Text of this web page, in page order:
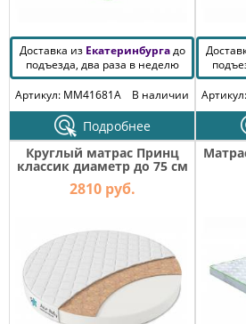
Доставка из Екатеринбургадо
подъезда, два раза в неделю
Артикул: MM41681A
В наличии
Подробнее
Круглый матрас Принц
классик диаметр до 75 см
2810 руб.